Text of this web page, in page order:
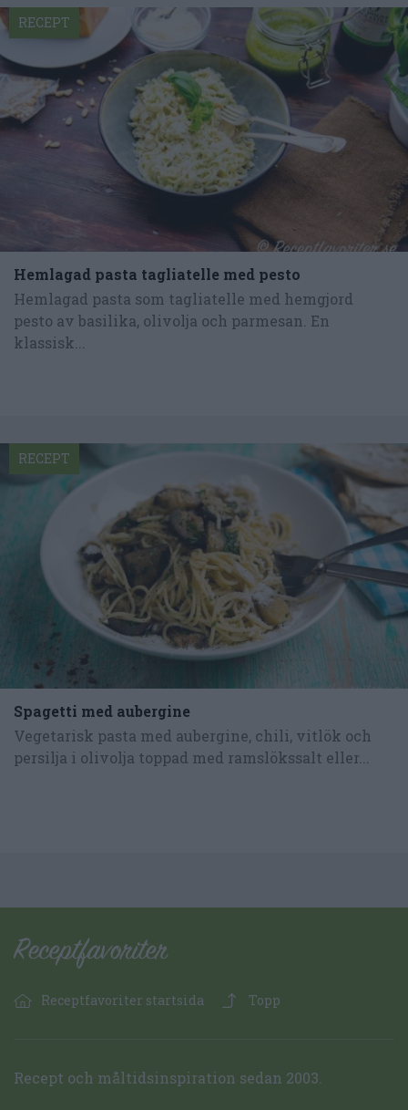
Hemlagad pasta tagliatelle med pesto
Hemlagad pasta som tagliatelle med hemgjord
pesto av basilika, olivolja och parmesan. En
klassisk...
RECEPT
Spagetti med aubergine
Vegetarisk pasta med aubergine, chili, vitlök och
persilja i olivolja toppad med ramslökssalt eller...
RECEPT
Receptfavoriter startsida Topp
Recept och måltidsinspiration sedan 2003.